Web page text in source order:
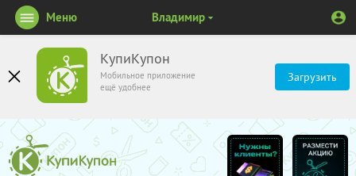
КупиКупон
Мобильное приложение
ещё удобнее
Загрузить
Меню Владимир